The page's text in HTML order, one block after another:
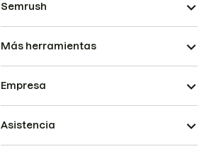
Semrush
Más herramientas
Empresa
Asistencia